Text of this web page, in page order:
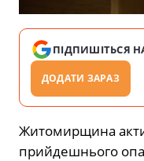
ПІДПИШІТЬСЯ
ДОДАТИ ЗАРАЗ
Житомирщина
прийдешнього